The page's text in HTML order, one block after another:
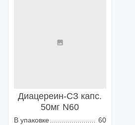
Диацереин-СЗ капс.
50мг N60
В упаковке
60